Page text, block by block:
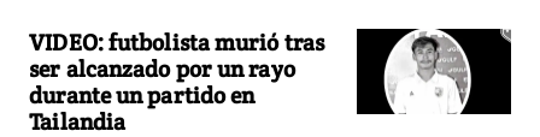
VIDEO: futbolista murió tras
ser alcanzado por un rayo
durante un partido en
Tailandia